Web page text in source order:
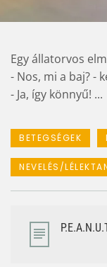
Egy állatorvos
- Nos, mi a baj? -
- Ja, így könnyű! ...
BETEGSÉGEK
NEVELÉS/